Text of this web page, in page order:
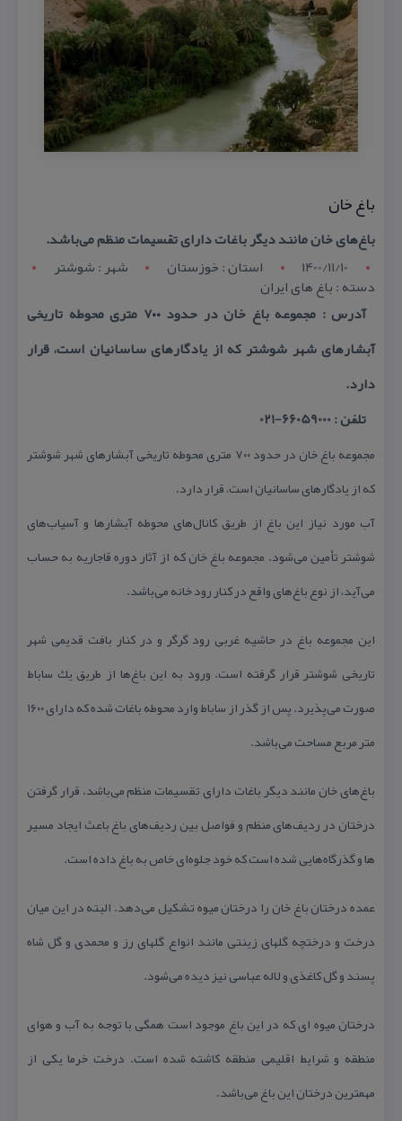
باغ خان
باغ‌های خان مانند دیگر باغات دارای تقسیمات منظم می‌باشد.
1400/11/10
استان : خوزستان شهر : شوشتر
دسته : باغ های ایران
آدرس : مجموعه باغ خان در حدود ۷۰۰ متری محوطه تاریخی
آبشارهای شهر شوشتر كه از یادگارهای ساسانیان است، قرار
دارد.
تلفن : 66059000-021
مجموعه باغ خان در حدود ۷۰۰ متری محوطه تاریخی آبشارهای شهر شوشتر
كه از یادگارهای ساسانیان است، قرار دارد.
آب مورد نیاز این باغ از طریق كانال‌های محوطه آبشارها و آسیاب‌های
شوشتر تأمین می‌شود. مجموعه باغ خان كه از آثار دوره قاجاریه به حساب
می‌آید، از نوع باغ‌های واقع در كنار رود خانه می‌باشد.
این مجموعه باغ در حاشیه غربی رود گرگر و در كنار بافت قدیمی شهر
تاریخی شوشتر قرار گرفته است. ورود به این باغ‌ها از طریق یك ساباط
صورت می‌پذیرد. پس از گذر از ساباط وارد محوطه باغات شده كه دارای ۱۶۰۰
متر مربع مساحت می‌باشد.
باغ‌های خان مانند دیگر باغات دارای تقسیمات منظم می‌باشد. قرار گرفتن
درختان در ردیف‌های منظم و فواصل بین ردیف‌های باغ باعث ایجاد مسیر
ها و گذرگاه‌هایی شده است كه خود جلوه‌ای خاص به باغ داده است.
عمده درختان باغ خان را درختان میوه تشكیل می‌دهد. البته در این میان
درخت و درختچه گلهای زینتی مانند انواع گلهای رز و محمدی و گل شاه
پسند و گل كاغذی و لاله عباسی نیز دیده می‌شود.
درختان میوه ای كه در این باغ موجود است همگی با توجه به آب و هوای
منطقه و شرایط اقلیمی منطقه كاشته شده است. درخت خرما یكی از
مهمترین درختان این باغ می‌باشد.